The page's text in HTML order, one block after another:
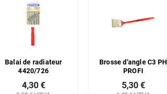
Balai de radiateur
4420/726
4,30 €
Brosse d'angle C3 PH
PROFI
5,30 €